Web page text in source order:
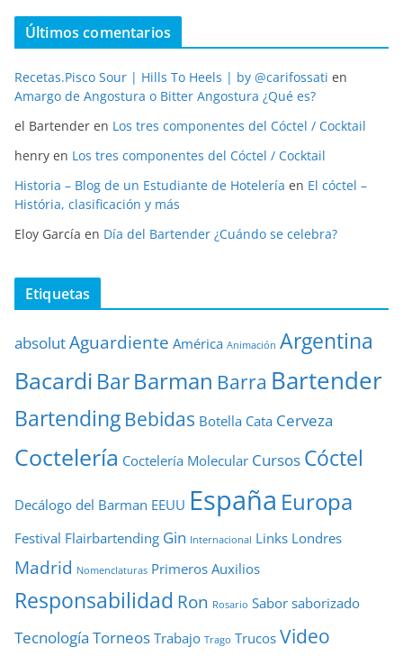
Últimos comentarios
Recetas.Pisco Sour | Hills To Heels | by @carifossati en
Amargo de Angostura o Bitter Angostura ¿Qué es?
el Bartender en Los tres componentes del Cóctel / Cocktail
henry en Los tres componentes del Cóctel / Cocktail
Historia – Blog de un Estudiante de Hotelería en El cóctel –
História, clasificación y más
Eloy García en Día del Bartender ¿Cuándo se celebra?
Etiquetas
absolutAguardiente América Animación Argentina
Bacardi BarBarman Barra Bartender
Bartending Bebidas Botella Cata Cerveza
Coctelería Coctelería Molecular Cursos Cóctel
Decálogo del Barman EEUU España Europa
Festival Flairbartending Gin Internacional Links Londres
Madrid Nomenclaturas Primeros Auxilios
Responsabilidad Ron Rosario Sabor saborizado
Tecnología Torneos Trabajo Trago Trucos Video